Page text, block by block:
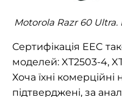
Motorola Razr 60 Ultra.
Сертифікація EEC
моделей: XT2503-4,
Хоча їхні
підтверджені, за